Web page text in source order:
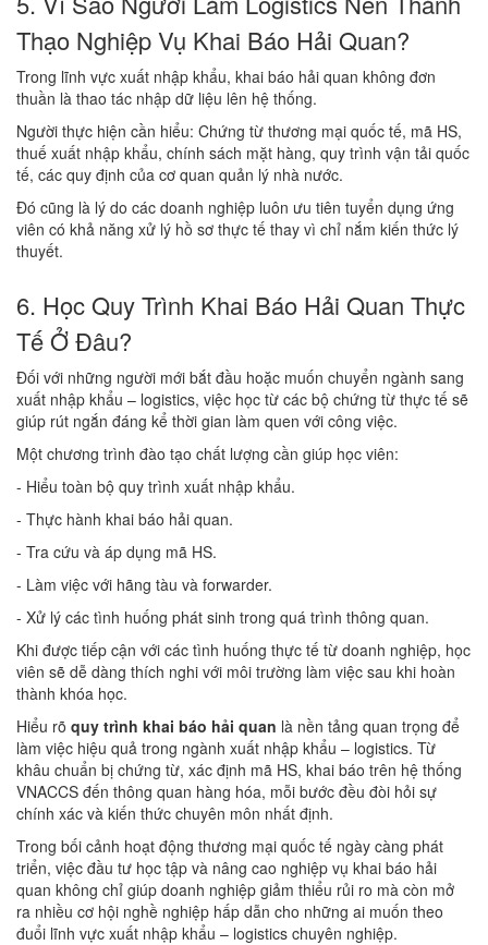
Thạo Nghiệp Vụ Khai Báo Hải Quan?
Trong lĩnh vực xuất nhập khẩu, khai báo hải quan không đơn
thuần là thao tác nhập dữ liệu lên hệ thống.
Người thực hiện cần hiểu: Chứng từ thương mại quốc tế, mã HS,
thuế xuất nhập khẩu, chính sách mặt hàng, quy trình vận tải quốc
tế, các quy định của cơ quan quản lý nhà nước.
Đó cũng là lý do các doanh nghiệp luôn ưu tiên tuyển dụng ứng
viên có khả năng xử lý hồ sơ thực tế thay vì chỉ nắm kiến thức lý
thuyết.
6. Học Quy Trình Khai Báo Hải Quan Thực
Tế Ở Đâu?
Đối với những người mới bắt đầu hoặc muốn chuyển ngành sang
xuất nhập khẩu – logistics, việc học từ các bộ chứng từ thực tế sẽ
giúp rút ngắn đáng kể thời gian làm quen với công việc.
Một chương trình đào tạo chất lượng cần giúp học viên:
- Hiểu toàn bộ quy trình xuất nhập khẩu.
- Thực hành khai báo hải quan.
- Tra cứu và áp dụng mã HS.
- Làm việc với hãng tàu và forwarder.
- Xử lý các tình huống phát sinh trong quá trình thông quan.
Khi được tiếp cận với các tình huống thực tế từ doanh nghiệp, học
viên sẽ dễ dàng thích nghi với môi trường làm việc sau khi hoàn
thành khóa học.
Hiểu rõ quy trình khai báo hải quan là nền tảng quan trọng để
làm việc hiệu quả trong ngành xuất nhập khẩu – logistics. Từ
khâu chuẩn bị chứng từ, xác định mã HS, khai báo trên hệ thống
VNACCS đến thông quan hàng hóa, mỗi bước đều đòi hỏi sự
chính xác và kiến thức chuyên môn nhất định.
Trong bối cảnh hoạt động thương mại quốc tế ngày càng phát
triển, việc đầu tư học tập và nâng cao nghiệp vụ khai báo hải
quan không chỉ giúp doanh nghiệp giảm thiểu rủi ro mà còn mở
ra nhiều cơ hội nghề nghiệp hấp dẫn cho những ai muốn theo
đuổi lĩnh vực xuất nhập khẩu – logistics chuyên nghiệp.